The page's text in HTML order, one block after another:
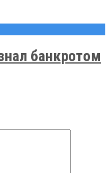
банкротом